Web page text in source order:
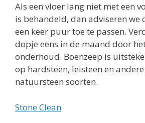
Als een vloer lang niet met een
is behandeld, dan adviseren
een keer puur toe te passen.
dopje eens in de maand door
onderhoud. Boenzeep is
op hardsteen, leisteen en
natuursteen soorten.
Stone Clean